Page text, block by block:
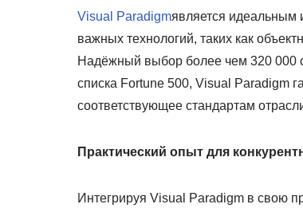
Visual Paradigmявляется идеальным
важных технологий, таких как
Надёжный выбор более чем 320 000
списка Fortune 500, Visual Paradigm
соответствующее стандартам
Практический опыт для
Интегрируя Visual Paradigm в свою